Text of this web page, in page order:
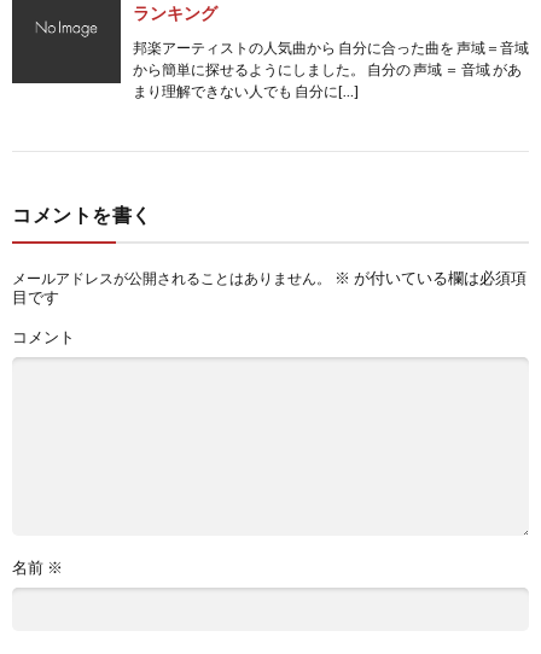
ランキング
邦楽アーティストの人気曲から 自分に合った曲を 声域＝音域
から簡単に探せるようにしました。 自分の 声域 ＝ 音域 があ
まり理解できない人でも 自分に[…]
コメントを書く
メールアドレスが公開されることはありません。 ※ が付いている欄は必須項
目です
コメント
名前 ※